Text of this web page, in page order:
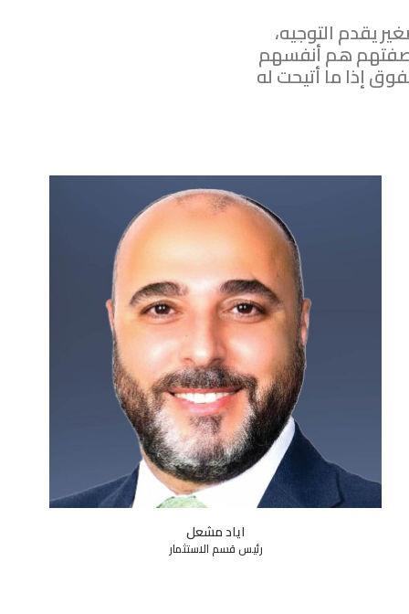
يقدم التوجيه،
بصفتهم هم أنفسهم
إذا ما أتيحت له
لورا هيلمان
رئيس قسم التعليم